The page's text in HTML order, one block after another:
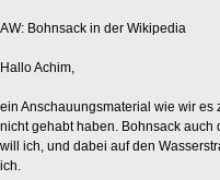
AW: Bohnsack in der Wikipedia
Hallo Achim,
ein Anschauungsmaterial wie wir es
nicht gehabt haben. Bohnsack auch
will ich, und dabei auf den
ich.